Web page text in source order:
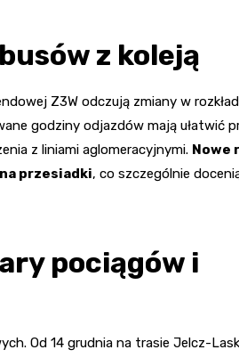
z koleją
Z3W odczują zmiany w
godziny odjazdów mają ułatwić
z liniami aglomeracyjnymi. Nowe
przesiadki, co szczególnie
pociągów i
Od 14 grudnia na trasie Jelcz-